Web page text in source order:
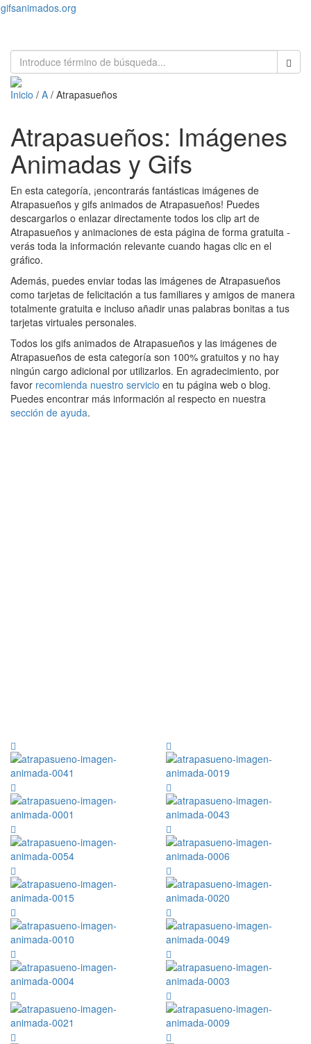
gifsanimados.org
Inicio / A / Atrapasueños
Atrapasueños: Imágenes
Animadas y Gifs
En esta categoría, ¡encontrarás fantásticas imágenes de
Atrapasueños y gifs animados de Atrapasueños! Puedes
descargarlos o enlazar directamente todos los clip art de
Atrapasueños y animaciones de esta página de forma gratuita -
verás toda la información relevante cuando hagas clic en el
gráfico.
Además, puedes enviar todas las imágenes de Atrapasueños
como tarjetas de felicitación a tus familiares y amigos de manera
totalmente gratuita e incluso añadir unas palabras bonitas a tus
tarjetas virtuales personales.
Todos los gifs animados de Atrapasueños y las imágenes de
Atrapasueños de esta categoría son 100% gratuitos y no hay
ningún cargo adicional por utilizarlos. En agradecimiento, por
favor recomienda nuestro servicio en tu página web o blog.
Puedes encontrar más información al respecto en nuestra
sección de ayuda.